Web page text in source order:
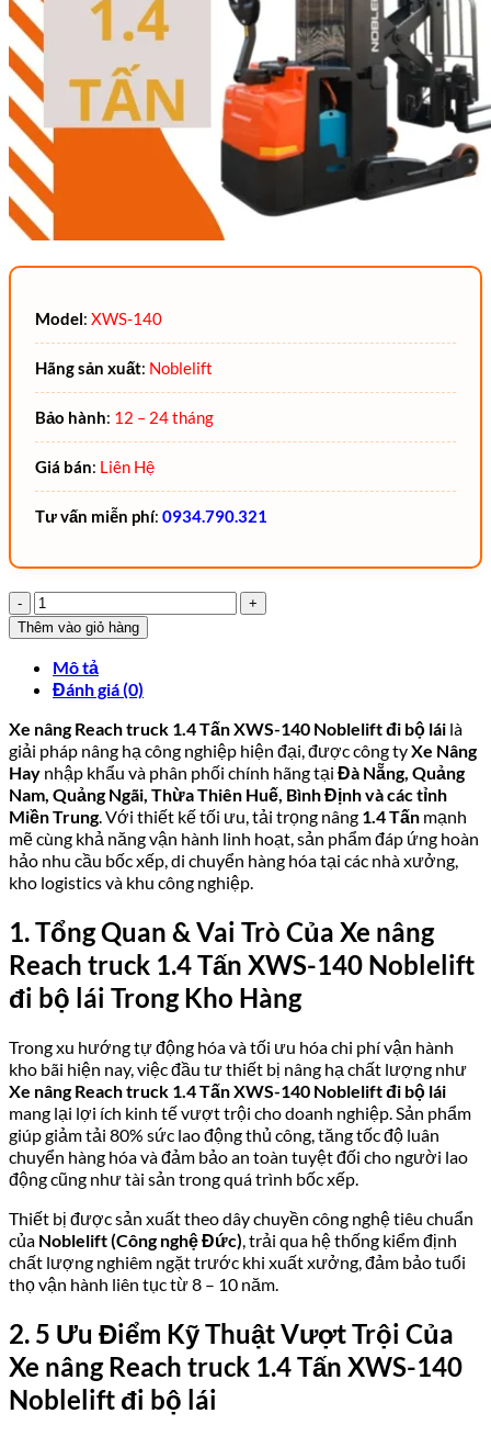
Model: XWS-140
Hãng sản xuất: Noblelift
Bảo hành: 12 – 24 tháng
Giá bán: Liên Hệ
Tư vấn miễn phí: 0934.790.321
Xe
nâng
Reach
truck
1.4
Tấn
XWS-
140
Noblelift
đi
bộ
lái
số
lượng
Thêm vào giỏ hàng
Mô tả
Đánh giá (0)
Xe nâng Reach truck 1.4 Tấn XWS-140 Noblelift đi bộ lái là
giải pháp nâng hạ công nghiệp hiện đại, được công tyXe Nâng
Hay nhập khẩu và phân phối chính hãng tại Đà Nẵng, Quảng
Nam, Quảng Ngãi, Thừa Thiên Huế, Bình Định và các tỉnh
Miền Trung. Với thiết kế tối ưu, tải trọng nâng 1.4 Tấn mạnh
mẽ cùng khả năng vận hành linh hoạt, sản phẩm đáp ứng hoàn
hảo nhu cầu bốc xếp, di chuyển hàng hóa tại các nhà xưởng,
kho logistics và khu công nghiệp.
1. Tổng Quan & Vai Trò Của Xe nâng
Reach truck 1.4 Tấn XWS-140 Noblelift
đi bộ lái Trong Kho Hàng
Trong xu hướng tự động hóa và tối ưu hóa chi phí vận hành
kho bãi hiện nay, việc đầu tư thiết bị nâng hạ chất lượng như
Xe nâng Reach truck 1.4 Tấn XWS-140 Noblelift đi bộ lái
mang lại lợi ích kinh tế vượt trội cho doanh nghiệp. Sản phẩm
giúp giảm tải 80% sức lao động thủ công, tăng tốc độ luân
chuyển hàng hóa và đảm bảo an toàn tuyệt đối cho người lao
động cũng như tài sản trong quá trình bốc xếp.
Thiết bị được sản xuất theo dây chuyền công nghệ tiêu chuẩn
của Noblelift (Công nghệ Đức) , trải qua hệ thống kiểm định
chất lượng nghiêm ngặt trước khi xuất xưởng, đảm bảo tuổi
thọ vận hành liên tục từ 8 – 10 năm.
2. 5 Ưu Điểm Kỹ Thuật Vượt Trội Của
Xe nâng Reach truck 1.4 Tấn XWS-140
Noblelift đi bộ lái